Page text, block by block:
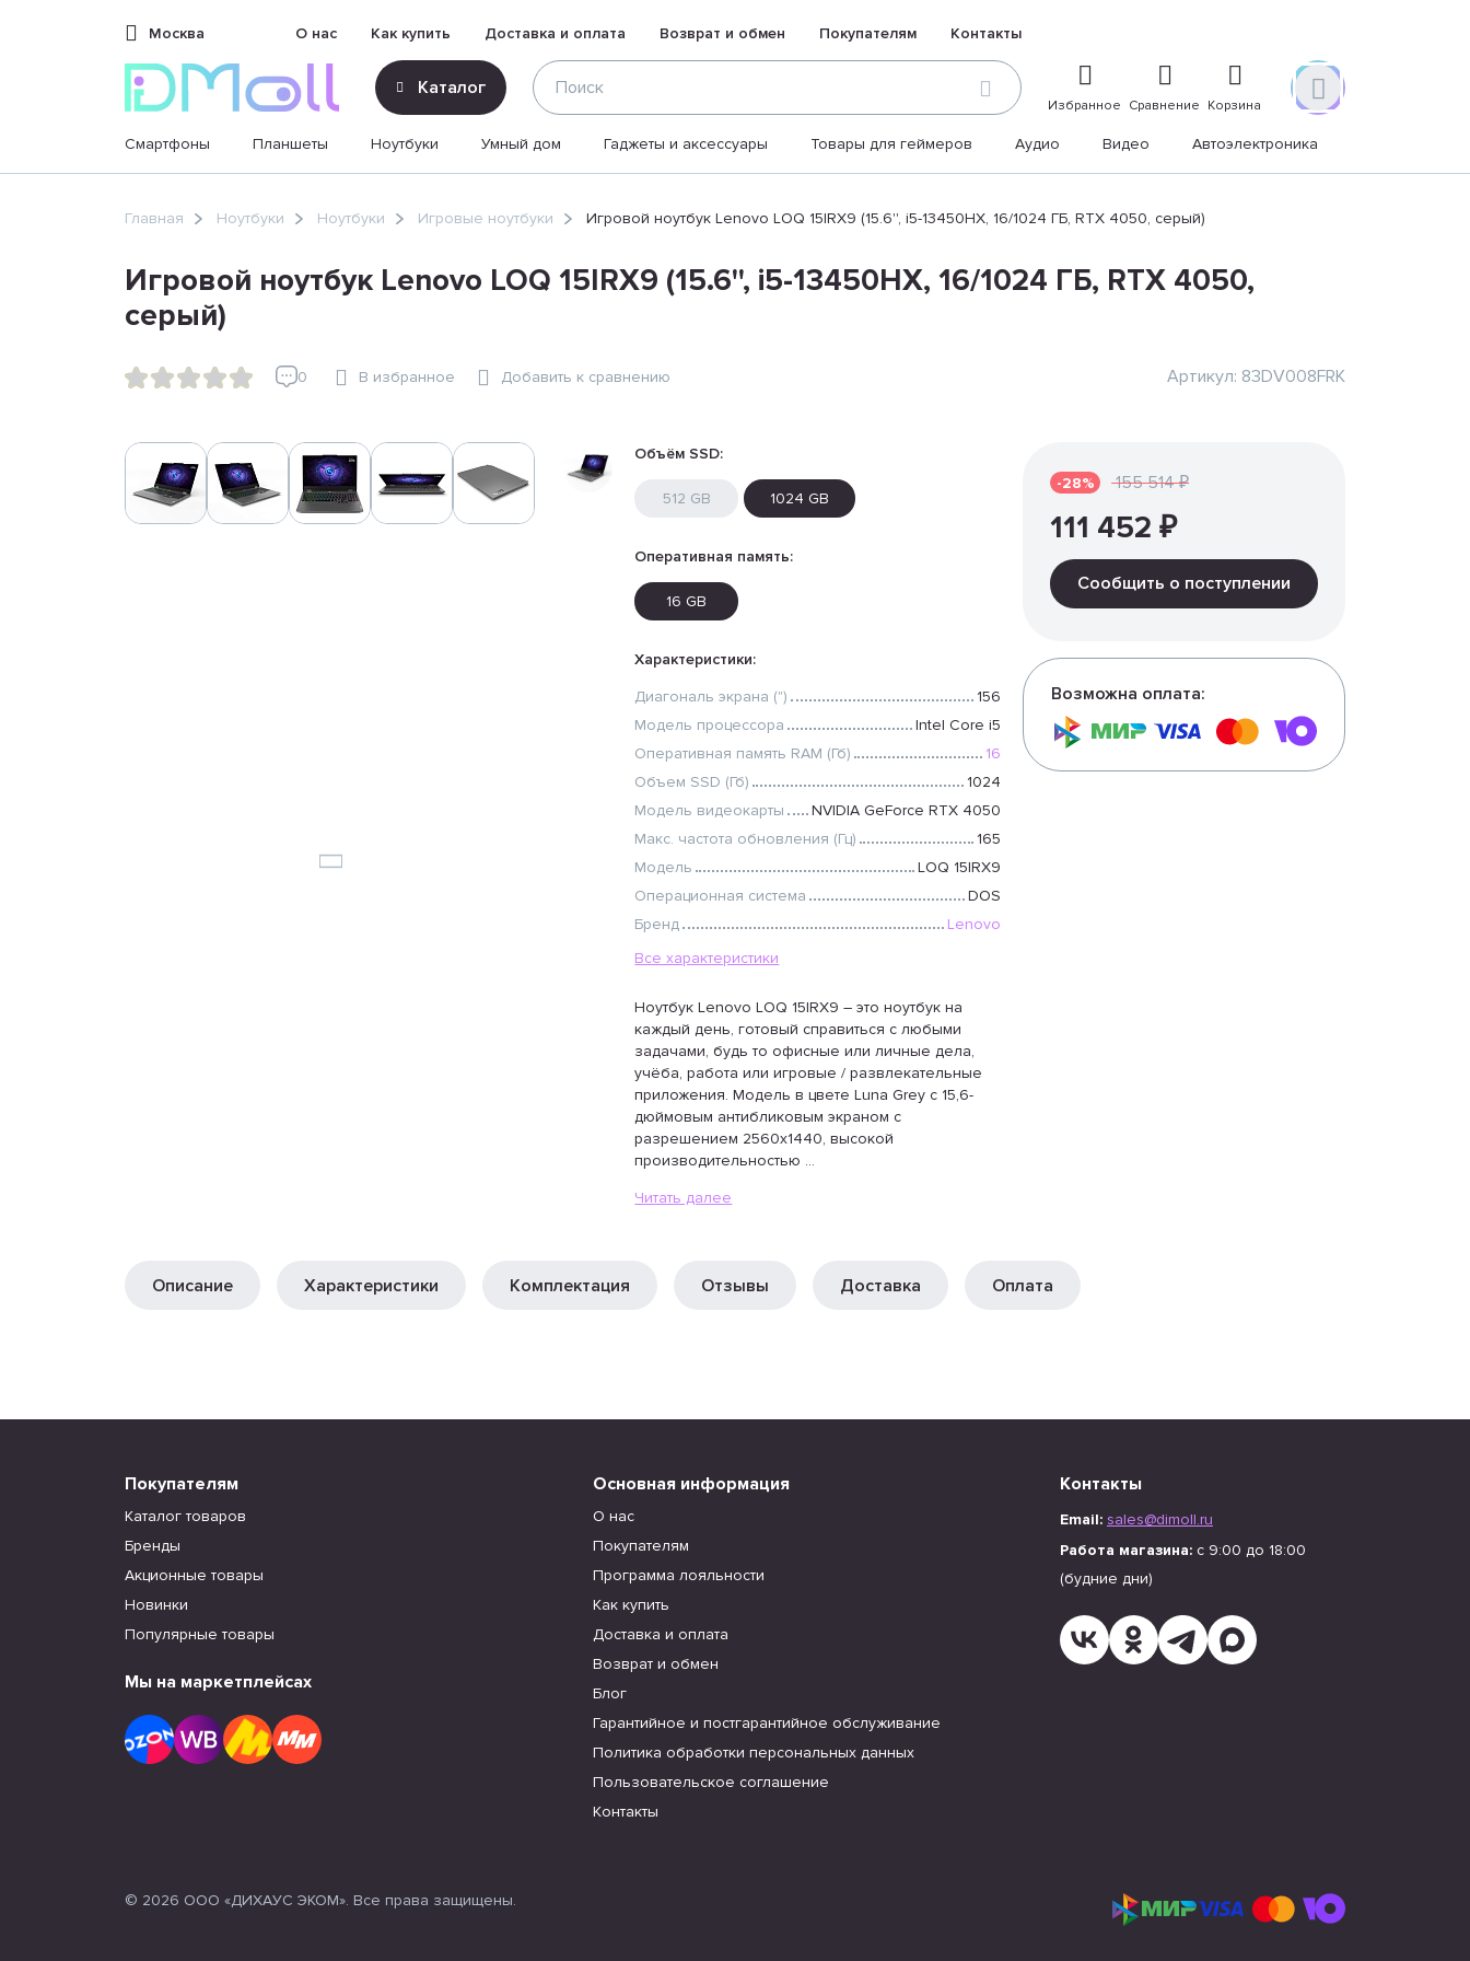
Москва О нас Как купить Доставка и оплата Возврат и обмен Покупателям Контакты
Каталог
Избранное Сравнение Корзина
Смартфоны Планшеты Ноутбуки Умный дом Гаджеты и аксессуары Товары для геймеров Аудио Видео Автоэлектроника
sales@dimoll.ruГлавная Ноутбуки Ноутбуки Игровые ноутбуки Игровой ноутбук Lenovo LOQ 15IRX9 (15.6'', i5-13450HX, 16/1024 ГБ, RTX 4050, серый)
Игровой ноутбук Lenovo LOQ 15IRX9 (15.6'', i5-13450HX, 16/1024 ГБ, RTX 4050,
серый)
0 В избранное Добавить к сравнению Артикул: 83DV008FRK
Объём SSD:
512 GB 1024 GB
Оперативная память:
16 GB
Характеристики:
Диагональ экрана (")
156
Модель процессора
Intel Core i5
Оперативная память RAM (Гб)
16
Объем SSD (Гб)
1024
Модель видеокарты
NVIDIA GeForce RTX 4050
Макс. частота обновления (Гц)
165
Модель
LOQ 15IRX9
Операционная система
DOS
Бренд
Lenovo
Все характеристики
Ноутбук Lenovo LOQ 15IRX9 – это ноутбук на
каждый день, готовый справиться с любыми
задачами, будь то офисные или личные дела,
учёба, работа или игровые / развлекательные
приложения. Модель в цвете Luna Grey с 15,6-
дюймовым антибликовым экраном с
разрешением 2560x1440, высокой
производительностью ...
Читать далее
-28% 155 514 ₽
111 452 ₽
Сообщить о поступлении
Возможна оплата:
Описание Характеристики Комплектация Отзывы Доставка Оплата
Покупателям
Каталог товаров
Бренды
Акционные товары
Новинки
Популярные товары
Мы на маркетплейсах
Основная информация
О нас
Покупателям
Программа лояльности
Как купить
Доставка и оплата
Возврат и обмен
Блог
Гарантийное и постгарантийное обслуживание
Политика обработки персональных данных
Пользовательское соглашение
Контакты
Контакты
Email: sales@dimoll.ru
Работа магазина: с 9:00 до 18:00
(будние дни)
© 2026 ООО «ДИХАУС ЭКОМ». Все права защищены.